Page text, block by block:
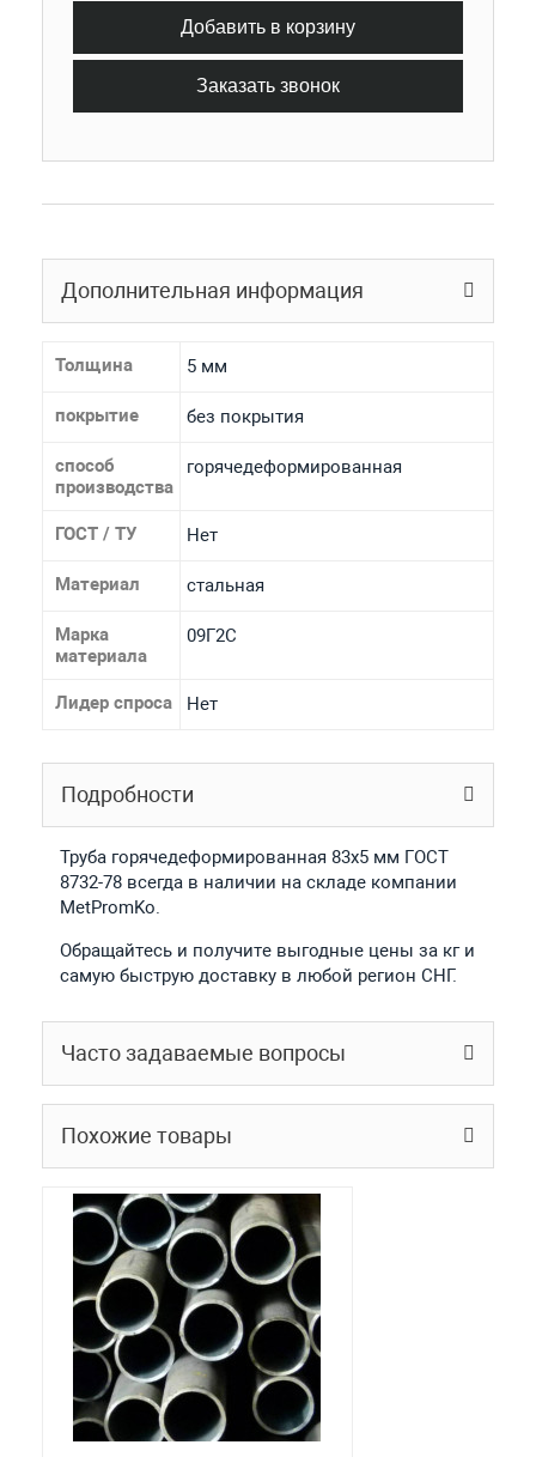
Добавить в корзину
Заказать звонок
Дополнительная информация
Толщина 5 мм
покрытие без покрытия
способ
производства
горячедеформированная
ГОСТ / ТУ Нет
Материал стальная
Марка
материала
09Г2С
Лидер спроса Нет
Подробности
Труба горячедеформированная 83х5 мм ГОСТ
8732-78 всегда в наличии на складе компании
MetPromKo.
Обращайтесь и получите выгодные цены за кг и
самую быструю доставку в любой регион СНГ.
Часто задаваемые вопросы
Похожие товары